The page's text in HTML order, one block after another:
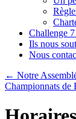
Challenge
Ils nous
Nous
← Notre
Championnats de